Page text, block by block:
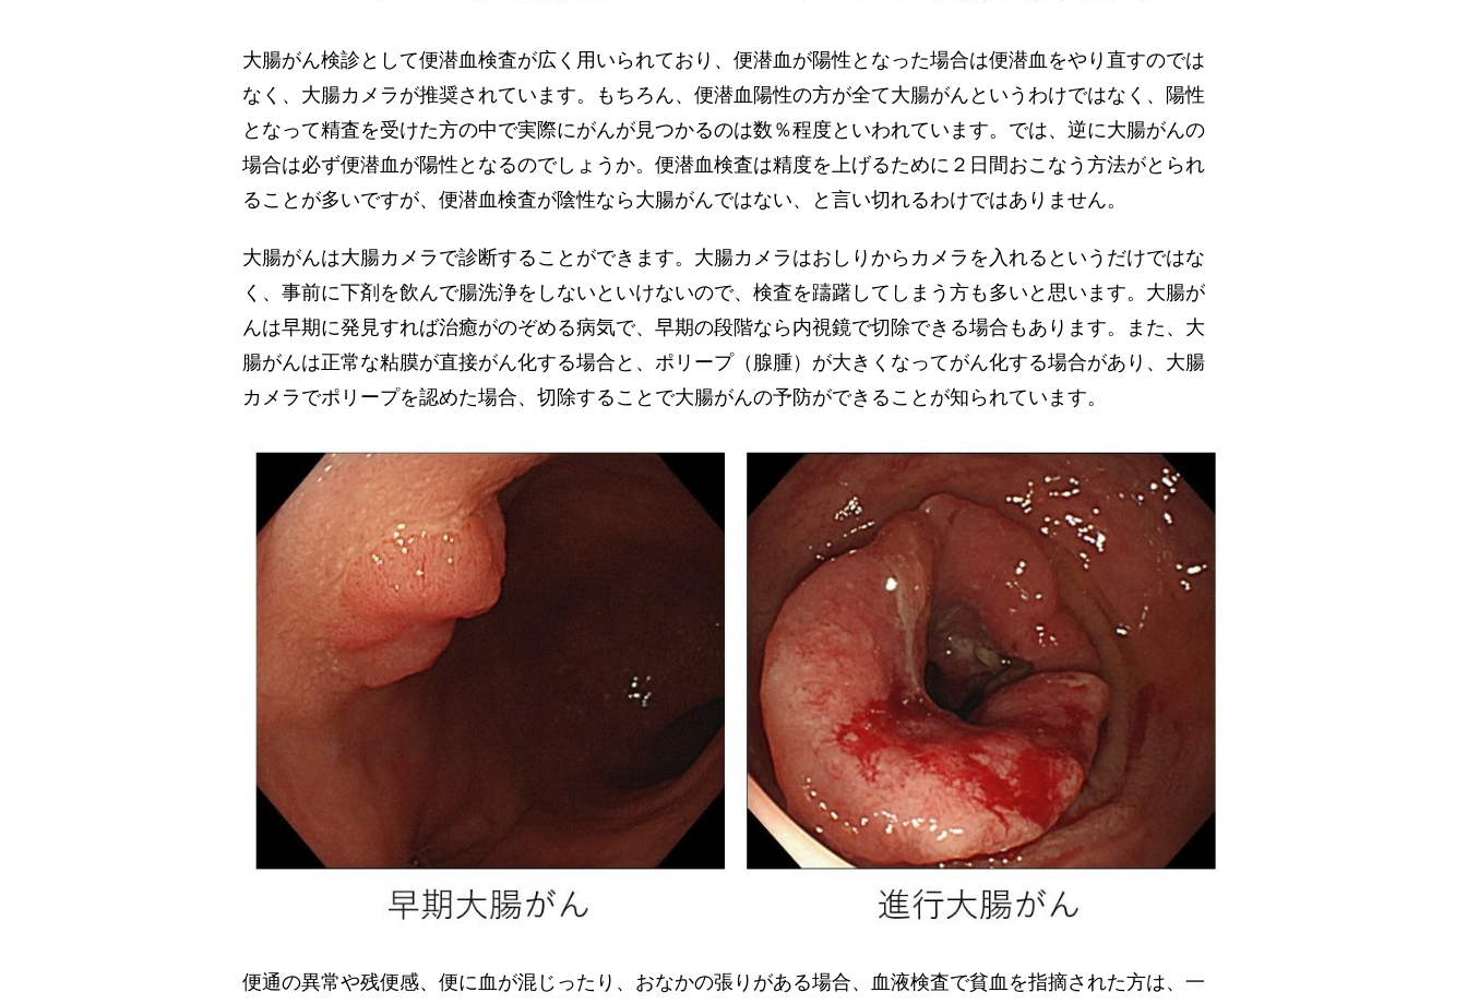
大腸がん検診として便潜血検査が広く用いられており、便潜血が陽性となった場合は便潜血をやり直すのでは
なく、大腸カメラが推奨されています。もちろん、便潜血陽性の方が全て大腸がんというわけではなく、陽性
となって精査を受けた方の中で実際にがんが見つかるのは数％程度といわれています。では、逆に大腸がんの
場合は必ず便潜血が陽性となるのでしょうか。便潜血検査は精度を上げるために２日間おこなう方法がとられ
ることが多いですが、便潜血検査が陰性なら大腸がんではない、と言い切れるわけではありません。
大腸がんは大腸カメラで診断することができます。大腸カメラはおしりからカメラを入れるというだけではな
く、事前に下剤を飲んで腸洗浄をしないといけないので、検査を躊躇してしまう方も多いと思います。大腸が
んは早期に発見すれば治癒がのぞめる病気で、早期の段階なら内視鏡で切除できる場合もあります。また、大
腸がんは正常な粘膜が直接がん化する場合と、ポリープ（腺腫）が大きくなってがん化する場合があり、大腸
カメラでポリープを認めた場合、切除することで大腸がんの予防ができることが知られています。
便通の異常や残便感、便に血が混じったり、おなかの張りがある場合、血液検査で貧血を指摘された方は、一